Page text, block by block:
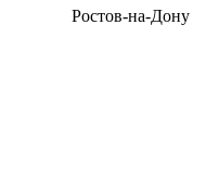
Ростов-на-Дону